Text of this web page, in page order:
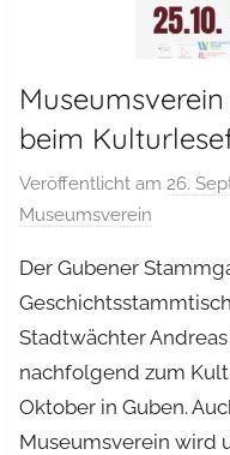
beim
Veröffentlicht am 26.
Museumsverein
Der Gubener
Stadtwächter
nachfolgend zum
Oktober in Guben.
Museumsverein wird